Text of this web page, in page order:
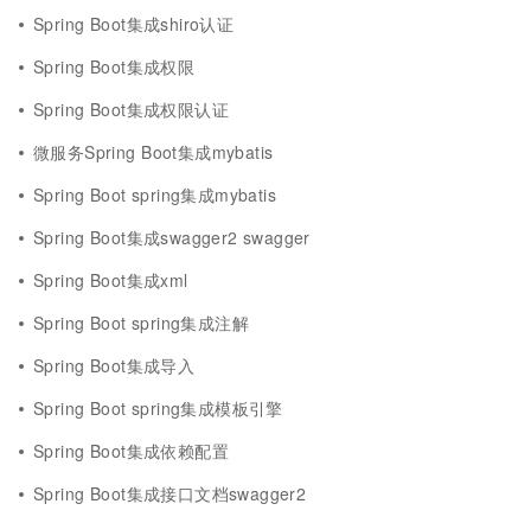
Spring Boot集成shiro认证
Spring Boot集成权限
Spring Boot集成权限认证
微服务Spring Boot集成mybatis
Spring Boot spring集成mybatis
Spring Boot集成swagger2 swagger
Spring Boot集成xml
Spring Boot spring集成注解
Spring Boot集成导入
Spring Boot spring集成模板引擎
Spring Boot集成依赖配置
Spring Boot集成接口文档swagger2